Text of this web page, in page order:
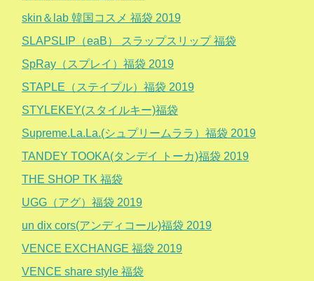
skin＆lab 韓国コスメ 福袋 2019
SLAPSLIP（eaB） スラップスリップ 福袋
SpRay（スプレイ）福袋 2019
STAPLE（ステイプル）福袋 2019
STYLEKEY(スタイルキー)福袋
Supreme.La.La.(シュプリームララ）福袋 2019
TANDEY TOOKA(タンデイ トーカ)福袋 2019
THE SHOP TK 福袋
UGG（アグ）福袋 2019
un dix cors(アンディコール)福袋 2019
VENCE EXCHANGE 福袋 2019
VENCE share style 福袋